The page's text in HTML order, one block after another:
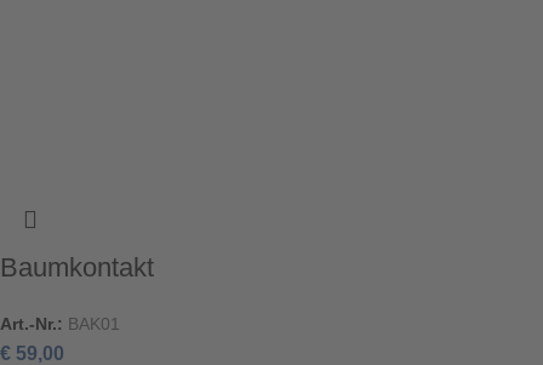
Baumkontakt
Art.-Nr.: BAK01
€ 59,00